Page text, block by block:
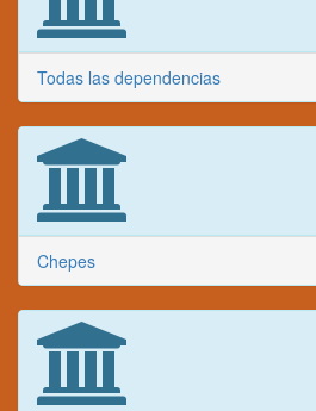
Todas las dependencias
Chepes